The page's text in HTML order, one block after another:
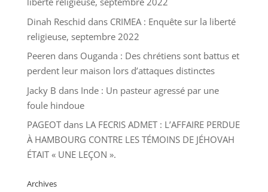
Dinah Reschid dans CRIMEA : Enquête sur la liberté
religieuse, septembre 2022
Peeren dans Ouganda : Des chrétiens sont battus et
perdent leur maison lors d’attaques distinctes
Jacky B dans Inde : Un pasteur agressé par une
foule hindoue
PAGEOTdans LA FECRIS ADMET : L’AFFAIRE PERDUE
À HAMBOURG CONTRE LES TÉMOINS DE JÉHOVAH
ÉTAIT « UNE LEÇON ».
Archives